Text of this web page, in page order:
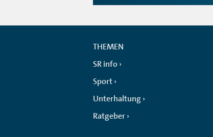
THEMEN
SR info
Sport
Unterhaltung
Ratgeber